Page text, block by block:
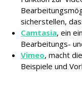
sicherstellen,
Camtasia, ein
Bearbeitungs-
Vimeo, macht
Beispiele und